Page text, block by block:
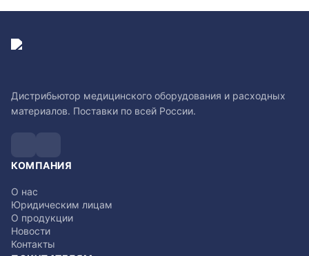
Дистрибьютор медицинского оборудования и расходных
материалов. Поставки по всей России.
КОМПАНИЯ
О нас
Юридическим лицам
О продукции
Новости
Контакты